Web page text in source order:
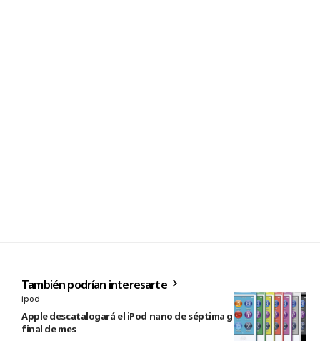
También podrían interesarte
ipod
Apple descatalogará el iPod nano de séptima generación a
final de mes